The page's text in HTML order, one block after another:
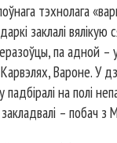
тэхнолага
заклалі
па адной –
Вароне. У
на полі
– побач з